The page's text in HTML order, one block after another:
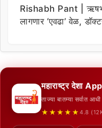
Rishabh Pant | ऋषभ
लागणार ‘एवढा’ वेळ,
महाराष्ट्र देशा
ताज्या बातम्या
★★★★★ 4.8